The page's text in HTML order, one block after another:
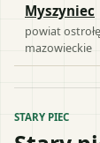
Myszyniec
powiat
mazowieckie
STARY PIEC